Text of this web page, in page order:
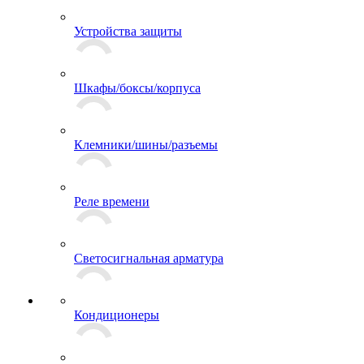
Устройства защиты
Шкафы/боксы/корпуса
Клемники/шины/разъемы
Реле времени
Светосигнальная арматура
Кондиционеры